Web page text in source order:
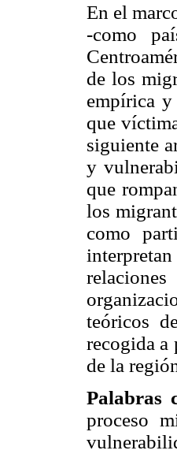
En el
-como
de los
empírica y
que
siguiente
y
que
los
como
teóricos
recogida a
de la
Palabras
proceso